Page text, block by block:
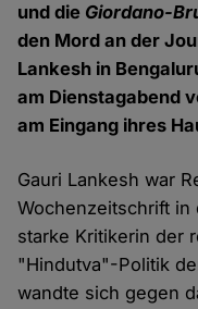
und die Giordano-
den Mord an der
Lankesh in
am Dienstagabend
am Eingang ihres
Gauri Lankesh war
Wochenzeitschrift in
starke Kritikerin der
"Hindutva"-Politik
wandte sich gegen